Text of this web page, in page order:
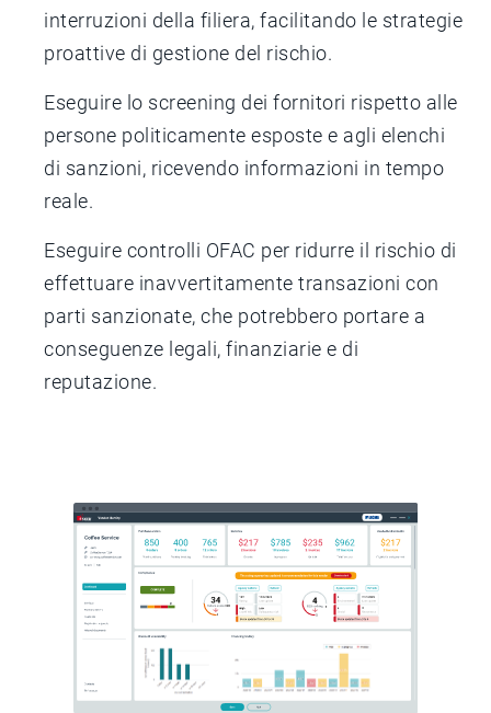
interruzioni della filiera, facilitando le strategie
proattive di gestione del rischio.
Eseguire lo screening dei fornitori rispetto alle
persone politicamente esposte e agli elenchi
di sanzioni, ricevendo informazioni in tempo
reale.
Eseguire controlli OFAC per ridurre il rischio di
effettuare inavvertitamente transazioni con
parti sanzionate, che potrebbero portare a
conseguenze legali, finanziarie e di
reputazione.